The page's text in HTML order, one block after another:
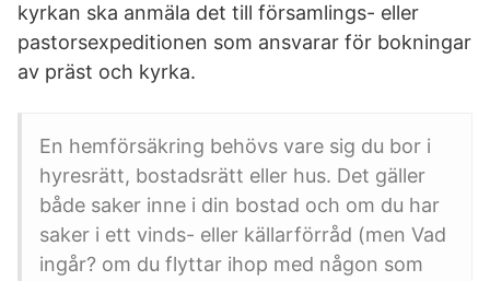
kyrkan ska anmäla det till församlings- eller
pastorsexpeditionen som ansvarar för bokningar
av präst och kyrka.
En hemförsäkring behövs vare sig du bor i
hyresrätt, bostadsrätt eller hus. Det gäller
både saker inne i din bostad och om du har
saker i ett vinds- eller källarförråd (men Vad
ingår? om du flyttar ihop med någon som